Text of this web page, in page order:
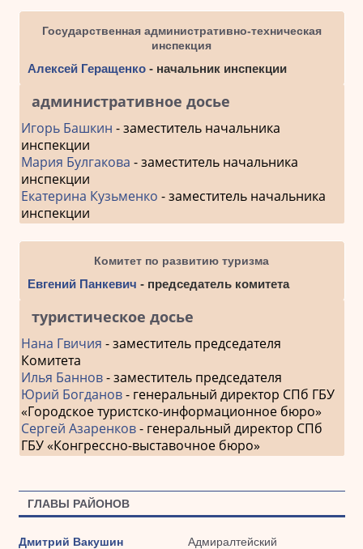
Государственная административно-техническая
инспекция
Алексей Геращенко- начальник инспекции
административное досье
Игорь Башкин - заместитель начальника
инспекции
Мария Булгакова - заместитель начальника
инспекции
Екатерина Кузьменко - заместитель начальника
инспекции
Комитет по развитию туризма
Евгений Панкевич - председатель комитета
туристическое досье
Нана Гвичия - заместитель председателя
Комитета
Илья Баннов- заместитель председателя
Юрий Богданов- генеральный директор СПб ГБУ
«Городское туристско-информационное бюро»
Сергей Азаренков- генеральный директор СПб
ГБУ «Конгрессно-выставочное бюро»
ГЛАВЫ РАЙОНОВ
Дмитрий Вакушин Адмиралтейский